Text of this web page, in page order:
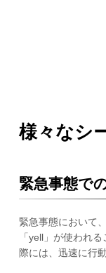
様々なシ
緊急事態で
緊急事態において
「yell」が使われ
際には、迅速に行